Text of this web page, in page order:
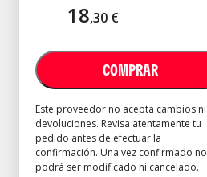
18,30 €
COMPRAR
Este proveedor no acepta cambios ni
devoluciones. Revisa atentamente tu
pedido antes de efectuar la
confirmación. Una vez confirmado no
podrá ser modificado ni cancelado.